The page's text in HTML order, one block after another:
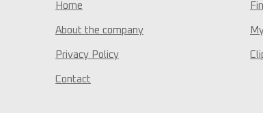
Home
About the company
Privacy Policy
Contact